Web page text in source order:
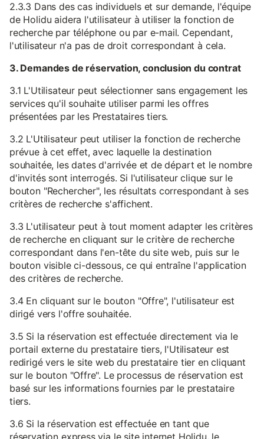
2.3.3 Dans des cas individuels et sur demande, l'équipe
de Holidu aidera l'utilisateur à utiliser la fonction de
recherche par téléphone ou par e-mail. Cependant,
l'utilisateur n'a pas de droit correspondant à cela.
3. Demandes de réservation, conclusion du contrat
3.1 L'Utilisateur peut sélectionner sans engagement les
services qu'il souhaite utiliser parmi les offres
présentées par les Prestataires tiers.
3.2 L'Utilisateur peut utiliser la fonction de recherche
prévue à cet effet, avec laquelle la destination
souhaitée, les dates d'arrivée et de départ et le nombre
d'invités sont interrogés. Si l'utilisateur clique sur le
bouton "Rechercher", les résultats correspondant à ses
critères de recherche s'affichent.
3.3 L'utilisateur peut à tout moment adapter les critères
de recherche en cliquant sur le critère de recherche
correspondant dans l'en-tête du site web, puis sur le
bouton visible ci-dessous, ce qui entraîne l'application
des critères de recherche.
3.4 En cliquant sur le bouton "Offre", l'utilisateur est
dirigé vers l'offre souhaitée.
3.5 Si la réservation est effectuée directement via le
portail externe du prestataire tiers, l'Utilisateur est
redirigé vers le site web du prestataire tier en cliquant
sur le bouton "Offre". Le processus de réservation est
basé sur les informations fournies par le prestataire
tiers.
3.6 Si la réservation est effectuée en tant que